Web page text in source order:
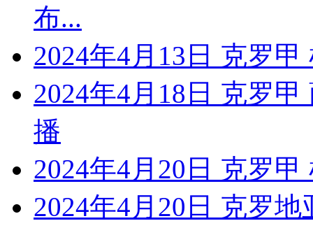
布...
2024年4月13日 克罗
2024年4月18日 克罗
播
2024年4月20日 克罗
2024年4月20日 克罗